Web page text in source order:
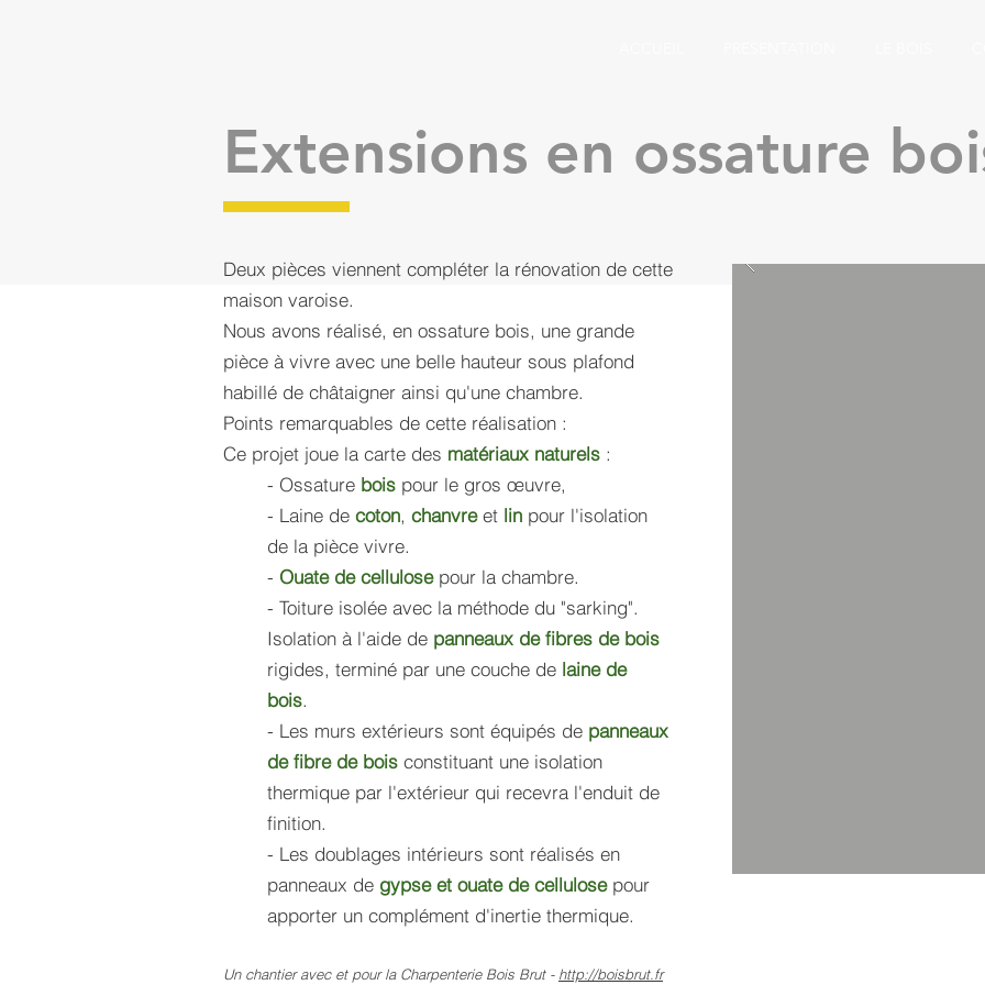
Extensions en ossature
Deux pièces viennent compléter la rénovation de cette
maison varoise.
Nous avons réalisé, en ossature bois, une grande
pièce à vivre avec une belle hauteur sous plafond
habillé de châtaigner ainsi qu'une chambre.
Points remarquables de cette réalisation :
Ce projet joue la carte des matériaux naturels :
- Ossature bois pour le gros œuvre,
- Laine de coton, chanvreet lin pour l'isolation
de la pièce vivre.
- Ouate de cellulose pour la chambre.
- Toiture isolée avec la méthode du "sarking".
Isolation à l'aide de panneaux de fibres de bois
rigides, terminé par une couche de laine de
bois.
- Les murs extérieurs sont équipés de panneaux
de fibre de bois constituant une isolation
thermique par l'extérieur qui recevra l'enduit de
finition.
- Les doublages intérieurs sont réalisés en
panneaux de gypse et ouate de cellulosepour
apporter un complément d'inertie thermique.
Un chantier avec et pour la Charpenterie Bois Brut - http://boisbrut.fr